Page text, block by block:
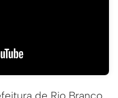
de Rio Branco